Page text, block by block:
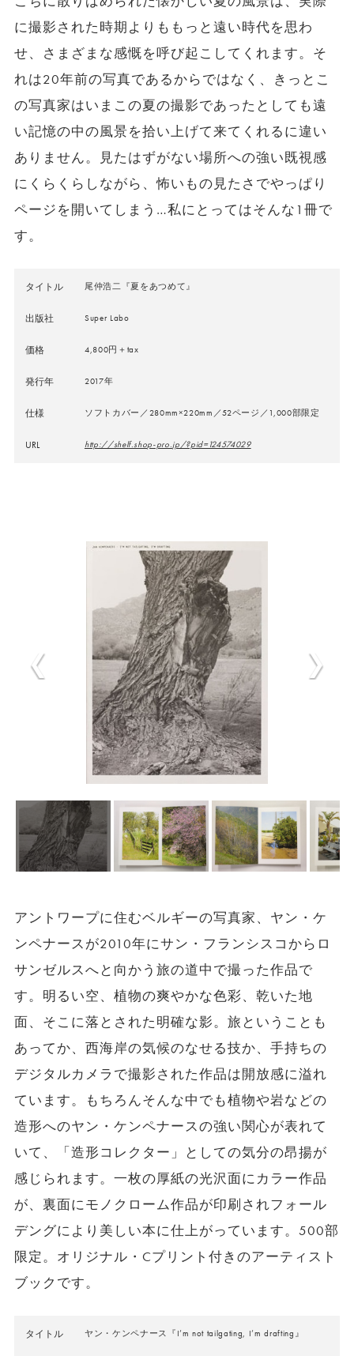
に撮影された時期よりももっと遠い時代を思わ
せ、さまざまな感慨を呼び起こしてくれます。そ
れは20年前の写真であるからではなく、きっとこ
の写真家はいまこの夏の撮影であったとしても遠
い記憶の中の風景を拾い上げて来てくれるに違い
ありません。見たはずがない場所への強い既視感
にくらくらしながら、怖いもの見たさでやっぱり
ページを開いてしまう…私にとってはそんな1冊で
す。
タイトル 尾仲浩二『夏をあつめて』
出版社 Super Labo
価格 4,800円＋tax
発行年 2017年
仕様 ソフトカバー／280mm×220mm／52ページ／1,000部限定
URL http://shelf.shop-pro.jp/?pid=124574029
アントワープに住むベルギーの写真家、ヤン・ケ
ンペナースが2010年にサン・フランシスコからロ
サンゼルスへと向かう旅の道中で撮った作品で
す。明るい空、植物の爽やかな色彩、乾いた地
面、そこに落とされた明確な影。旅ということも
あってか、西海岸の気候のなせる技か、手持ちの
デジタルカメラで撮影された作品は開放感に溢れ
ています。もちろんそんな中でも植物や岩などの
造形へのヤン・ケンペナースの強い関心が表れて
いて、「造形コレクター」としての気分の昂揚が
感じられます。一枚の厚紙の光沢面にカラー作品
が、裏面にモノクローム作品が印刷されフォール
デングにより美しい本に仕上がっています。500部
限定。オリジナル・Cプリント付きのアーティスト
ブックです。
タイトル ヤン・ケンペナース『I’m not tailgating, I’m drafting』